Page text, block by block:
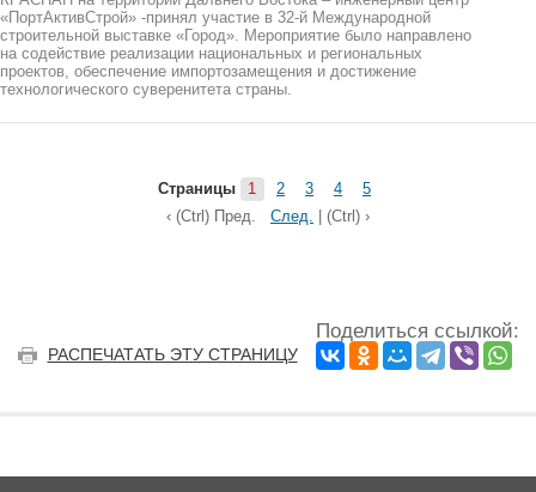
«ПортАктивСтрой» -принял участие в 32-й Международной
строительной выставке «Город». Мероприятие было направлено
на содействие реализации национальных и региональных
проектов, обеспечение импортозамещения и достижение
технологического суверенитета страны.
Страницы 1 2 3 4
5
‹ (Ctrl) Пред. След. | (Ctrl) ›
РАСПЕЧАТАТЬ ЭТУ СТРАНИЦУ
Поделиться ссылкой: